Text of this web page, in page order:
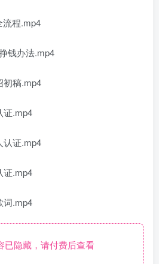
程.mp4
钱办法.mp4
稿.mp4
证.mp4
证.mp4
证.mp4
词.mp4
隐藏，请付费后查看